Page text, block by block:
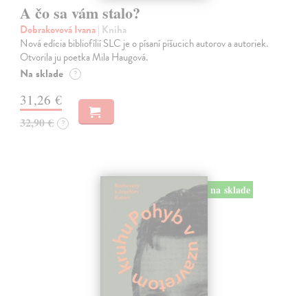
A čo sa vám stalo?
Dobrakovová Ivana| Kniha
Nová edícia bibliofílií SLC je o písaní píšucich autorov a autoriek.
Otvorila ju poetka Mila Haugová.
Na sklade ?
31,26 €
32,90 € ?
na sklade